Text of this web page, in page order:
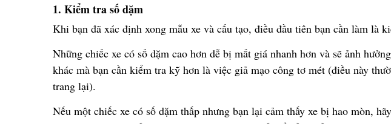
1. Kiểm tra sốdặm
Khi bạn đã xác định xong mẫu xe và cấu tạo, điều đầu tiên bạn cần làm là ki
Những chiếc xe có số dặm cao hơn dễ bị mất giá nhanh hơn và sẽ ảnh hưởng
khác mà bạn cần kiểm tra kỹ hơn là việc giả mạo công tơ mét (điều này thườ
trang lại).
Nếu một chiếc xe có số dặm thấp nhưng bạn lại cảm thấy xe bị hao mòn,